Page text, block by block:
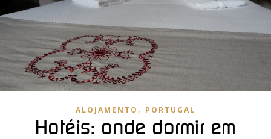
ALOJAMENTO , PORTUGAL
Hotéis: onde dormir em